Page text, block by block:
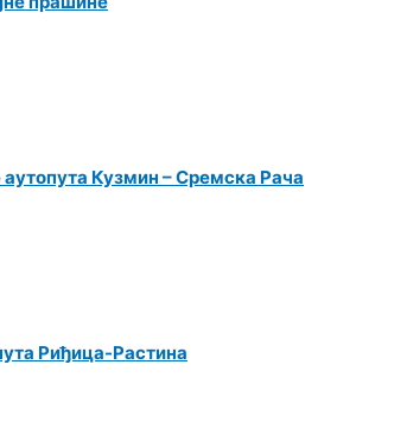
Кузмин – Сремска Рача
Риђица-Растина